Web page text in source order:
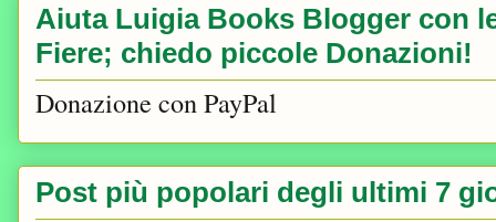
Aiuta Luigia Books Blogger con
Fiere; chiedo piccole Donazioni!
Donazione con PayPal
Post più popolari degli ultimi 7